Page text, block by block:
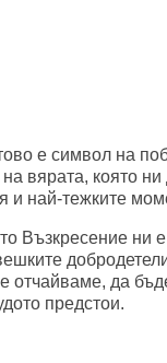
е символ на
вярата, която
и най-тежките
Възкресение ни
отчайваме, да
предстои.